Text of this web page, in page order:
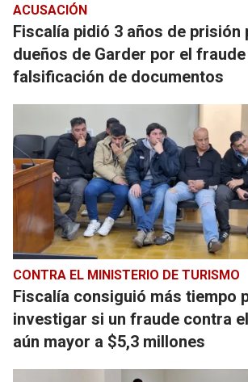
ACUSACIÓN
Fiscalía pidió 3 años de prisión
dueños de Garder por el fraude
falsificación de documentos
CONTRA EL MINISTERIO DE TURISMO
Fiscalía consiguió más tiempo
investigar si un fraude contra
aún mayor a $5,3 millones